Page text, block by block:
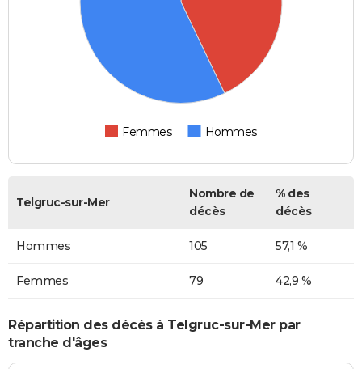
Femmes Hommes
Telgruc-sur-Mer
Nombre de
décès
% des
décès
Hommes 105 57,1 %
Femmes 79 42,9 %
Répartition des décès à Telgruc-sur-Mer par
tranche d'âges